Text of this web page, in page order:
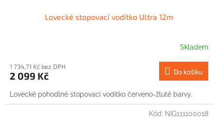
Lovecké stopovací vodítko Ultra 12m
Skladem
1 734,71 Kč bez DPH
2 099 Kč Do košíku
Lovecké pohodlné stopovací vodítko červeno-žluté barvy.
Kód: NIG111100018